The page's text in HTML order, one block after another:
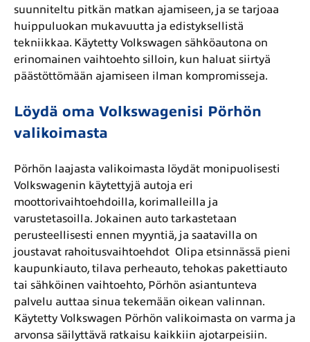
suunniteltu pitkän matkan ajamiseen, ja se tarjoaa
huippuluokan mukavuutta ja edistyksellistä
tekniikkaa. Käytetty Volkswagen sähköautona on
erinomainen vaihtoehto silloin, kun haluat siirtyä
päästöttömään ajamiseen ilman kompromisseja.
Löydä oma Volkswagenisi Pörhön
valikoimasta
Pörhön laajasta valikoimasta löydät monipuolisesti
Volkswagenin käytettyjä autoja eri
moottorivaihtoehdoilla, korimalleilla ja
varustetasoilla. Jokainen auto tarkastetaan
perusteellisesti ennen myyntiä, ja saatavilla on
joustavat rahoitusvaihtoehdot Olipa etsinnässä pieni
kaupunkiauto, tilava perheauto, tehokas pakettiauto
tai sähköinen vaihtoehto, Pörhön asiantunteva
palvelu auttaa sinua tekemään oikean valinnan.
Käytetty Volkswagen Pörhön valikoimasta on varma ja
arvonsa säilyttävä ratkaisu kaikkiin ajotarpeisiin.